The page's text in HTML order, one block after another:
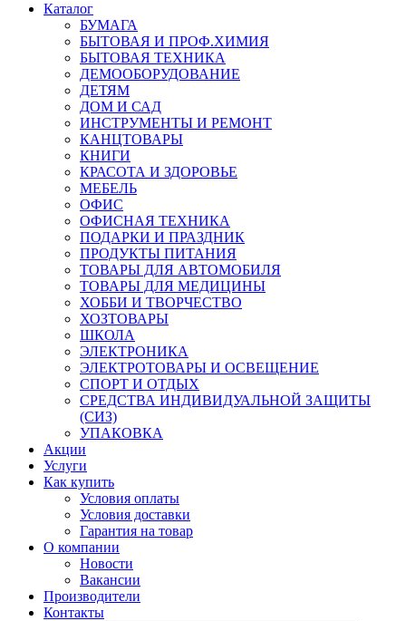
Каталог
БУМАГА
БЫТОВАЯ И ПРОФ.ХИМИЯ
БЫТОВАЯ ТЕХНИКА
ДЕМООБОРУДОВАНИЕ
ДЕТЯМ
ДОМ И САД
ИНСТРУМЕНТЫ И РЕМОНТ
КАНЦТОВАРЫ
КНИГИ
КРАСОТА И ЗДОРОВЬЕ
МЕБЕЛЬ
ОФИС
ОФИСНАЯ ТЕХНИКА
ПОДАРКИ И ПРАЗДНИК
ПРОДУКТЫ ПИТАНИЯ
ТОВАРЫ ДЛЯ АВТОМОБИЛЯ
ТОВАРЫ ДЛЯ МЕДИЦИНЫ
ХОББИ И ТВОРЧЕСТВО
ХОЗТОВАРЫ
ШКОЛА
ЭЛЕКТРОНИКА
ЭЛЕКТРОТОВАРЫ И ОСВЕЩЕНИЕ
СПОРТ И ОТДЫХ
СРЕДСТВА ИНДИВИДУАЛЬНОЙ ЗАЩИТЫ
(СИЗ)
УПАКОВКА
Акции
Услуги
Как купить
Условия оплаты
Условия доставки
Гарантия на товар
О компании
Новости
Вакансии
Производители
Контакты